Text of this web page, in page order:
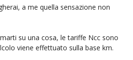
a me quella sensazione non
su una cosa, le tariffe Ncc sono
viene effettuato sulla base km.